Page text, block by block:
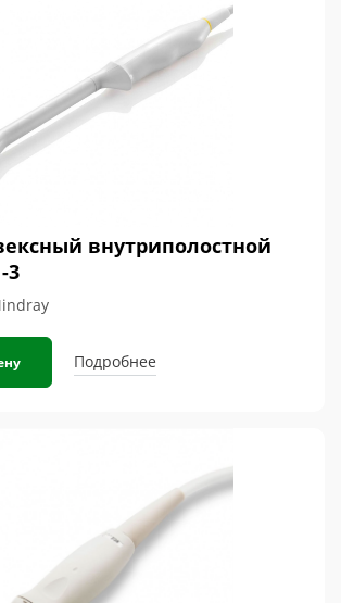
внутриполостной
3
Подробнее